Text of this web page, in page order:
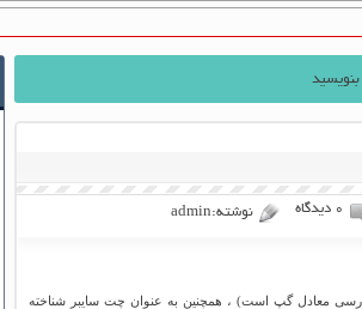
۰ دیدگاه نوشته:admin
معادل گپ است) ، همچنین به عنوان چت سایبر شناخته